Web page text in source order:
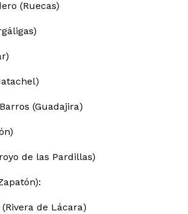
(Ruecas)
(Guadajira)
de las Pardillas)
de Lácara)